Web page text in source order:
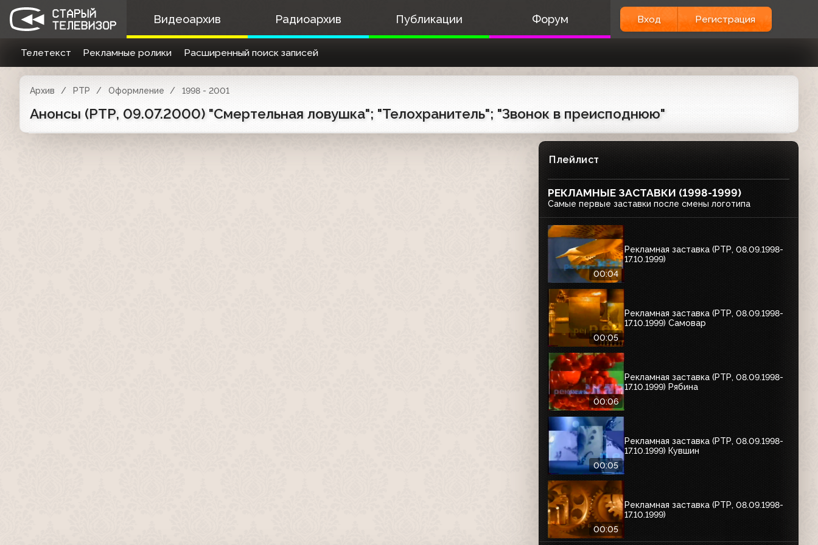
Видеоархив Радиоархив Публикации Форум Вход Регистрация
Телетекст Рекламные ролики Расширенный поиск записей
Архив РТР Оформление 1998 - 2001
Анонсы (РТР, 09.07.2000) "Смертельная ловушка"; "Телохранитель"; "Звонок в преисподнюю"
Плейлист
РЕКЛАМНЫЕ ЗАСТАВКИ (1998-1999)
Самые первые заставки после смены логотипа
00:04
Рекламная заставка (РТР, 08.09.1998-
17.10.1999)
00:05
Рекламная заставка (РТР, 08.09.1998-
17.10.1999) Самовар
00:06
Рекламная заставка (РТР, 08.09.1998-
17.10.1999) Рябина
00:05
Рекламная заставка (РТР, 08.09.1998-
17.10.1999) Кувшин
00:05
Рекламная заставка (РТР, 08.09.1998-
17.10.1999)